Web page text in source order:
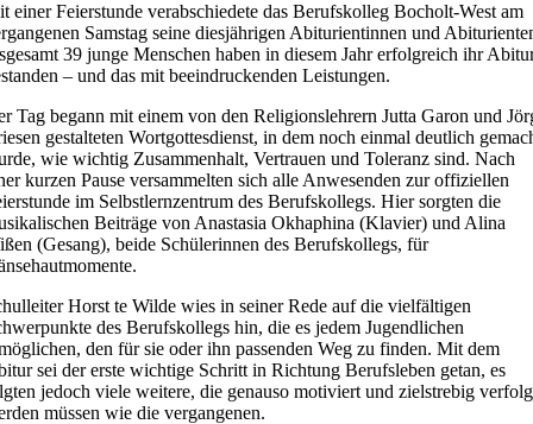
einer Feierstunde verabschiedete das Berufskolleg Bocholt-West am
Samstag seine diesjährigen Abiturientinnen und
39 junge Menschen haben in diesem Jahr erfolgreich ihr
– und das mit beeindruckenden Leistungen.
Tag begann mit einem von den Religionslehrern Jutta Garon und
gestalteten Wortgottesdienst, in dem noch einmal deutlich
wie wichtig Zusammenhalt, Vertrauen und Toleranz sind. Nach
kurzen Pause versammelten sich alle Anwesenden zur offiziellen
im Selbstlernzentrum des Berufskollegs. Hier sorgten die
Beiträge von Anastasia Okhaphina (Klavier) und Alina
(Gesang), beide Schülerinnen des Berufskollegs, für
Horst te Wilde wies in seiner Rede auf die vielfältigen
des Berufskollegs hin, die es jedem Jugendlichen
den für sie oder ihn passenden Weg zu finden. Mit dem
sei der erste wichtige Schritt in Richtung Berufsleben getan, es
jedoch viele weitere, die genauso motiviert und zielstrebig
müssen wie die vergangenen.